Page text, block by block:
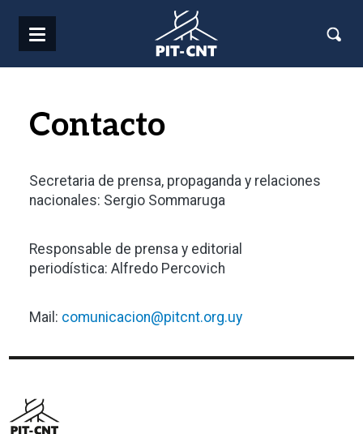
Contacto
Secretaria de prensa, propaganda y relaciones
nacionales: Sergio Sommaruga
Responsable de prensa y editorial
periodística: Alfredo Percovich
Mail: comunicacion@pitcnt.org.uy